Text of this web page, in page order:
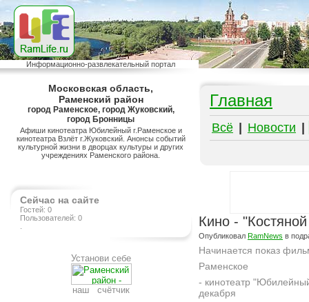
Информационно-развлекательный портал
Московская область,
Раменский район
город Раменское, город Жуковский,
город Бронницы
Афиши кинотеатра Юбилейный г.Раменское и
кинотеатра Взлёт г.Жуковский. Анонсы событий
культурной жизни в дворцах культуры и других
учреждениях Раменского района.
Сейчас на сайте
Гостей: 0
Пользователей: 0
Установи себе
наш счётчик
Главная
Всё Новости
Кино -
Опубликовал RamNews в
Начинается показ
Раменское
- кинотеатр
декабря